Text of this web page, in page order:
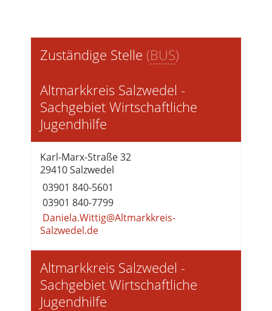
Zuständige Stelle (BUS)
Altmarkkreis Salzwedel -
Sachgebiet Wirtschaftliche
Jugendhilfe
Karl-Marx-Straße 32
29410 Salzwedel
03901 840-5601
03901 840-7799
Daniela.Wittig@Altmarkkreis-
Salzwedel.de
Altmarkkreis Salzwedel -
Sachgebiet Wirtschaftliche
Jugendhilfe